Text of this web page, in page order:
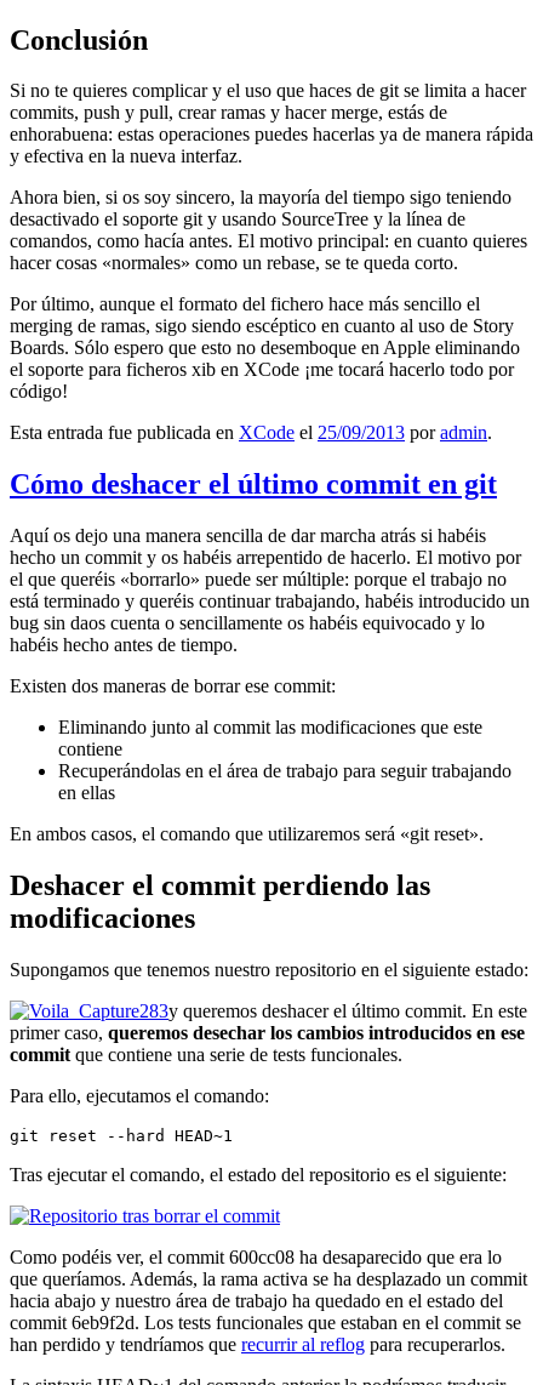
Conclusión
Si no te quieres complicar y el uso que haces de git se limita a hacer
commits, push y pull, crear ramas y hacer merge, estás de
enhorabuena: estas operaciones puedes hacerlas ya de manera rápida
y efectiva en la nueva interfaz.
Ahora bien, si os soy sincero, la mayoría del tiempo sigo teniendo
desactivado el soporte git y usando SourceTree y la línea de
comandos, como hacía antes. El motivo principal: en cuanto quieres
hacer cosas «normales» como un rebase, se te queda corto.
Por último, aunque el formato del fichero hace más sencillo el
merging de ramas, sigo siendo escéptico en cuanto al uso de Story
Boards. Sólo espero que esto no desemboque en Apple eliminando
el soporte para ficheros xib en XCode ¡me tocará hacerlo todo por
código!
Esta entrada fue publicada en XCode el 25/09/2013 poradmin.
Cómo deshacer el último commit en git
Aquí os dejo una manera sencilla de dar marcha atrás si habéis
hecho un commit y os habéis arrepentido de hacerlo. El motivo por
el que queréis «borrarlo» puede ser múltiple: porque el trabajo no
está terminado y queréis continuar trabajando, habéis introducido un
bug sin daos cuenta o sencillamente os habéis equivocado y lo
habéis hecho antes de tiempo.
Existen dos maneras de borrar ese commit:
Eliminando junto al commit las modificaciones que este
contiene
Recuperándolas en el área de trabajo para seguir trabajando
en ellas
En ambos casos, el comando que utilizaremos será «git reset».
Deshacer el commit perdiendo las
modificaciones
Supongamos que tenemos nuestro repositorio en el siguiente estado:
y queremos deshacer el último commit. En este
primer caso, queremos desechar los cambios introducidos en ese
commit que contiene una serie de tests funcionales.
Para ello, ejecutamos el comando:
git reset --hard HEAD~1
Tras ejecutar el comando, el estado del repositorio es el siguiente:
Como podéis ver, el commit 600cc08 ha desaparecido que era lo
que queríamos. Además, la rama activa se ha desplazado un commit
hacia abajo y nuestro área de trabajo ha quedado en el estado del
commit 6eb9f2d. Los tests funcionales que estaban en el commit se
han perdido y tendríamos que recurrir al reflog para recuperarlos.